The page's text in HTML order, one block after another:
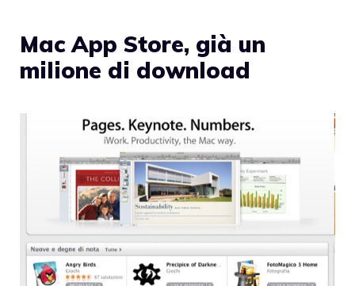
Mac App Store, già un
milione di download